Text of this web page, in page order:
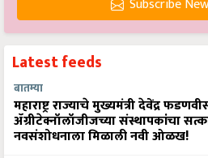
बातम्या
महाराष्ट्र राज्याचे मुख्यमंत्री देवेंद्र फडणवीस
ॲग्रीटेक्नॉलॉजीजच्या संस्थापकांचा
नवसंशोधनाला मिळाली नवी ओळख!